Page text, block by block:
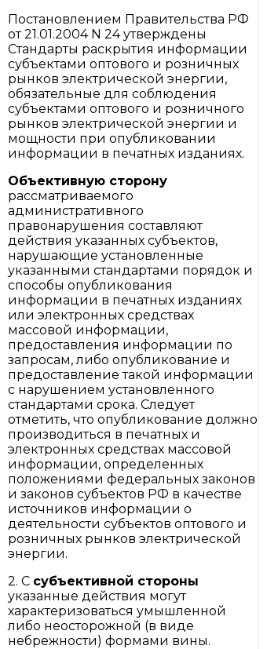
Постановлением Правительства РФ
от 21.01.2004 N 24 утверждены
Стандарты раскрытия информации
субъектами оптового и розничных
рынков электрической энергии,
обязательные для соблюдения
субъектами оптового и розничного
рынков электрической энергии и
мощности при опубликовании
информации в печатных изданиях.
Объективную сторону
рассматриваемого
административного
правонарушения составляют
действия указанных субъектов,
нарушающие установленные
указанными стандартами порядок и
способы опубликования
информации в печатных изданиях
или электронных средствах
массовой информации,
предоставления информации по
запросам, либо опубликование и
предоставление такой информации
с нарушением установленного
стандартами срока. Следует
отметить, что опубликование должно
производиться в печатных и
электронных средствах массовой
информации, определенных
положениями федеральных законов
и законов субъектов РФ в качестве
источников информации о
деятельности субъектов оптового и
розничных рынков электрической
энергии.
2. С субъективной стороны
указанные действия могут
характеризоваться умышленной
либо неосторожной (в виде
небрежности) формами вины.